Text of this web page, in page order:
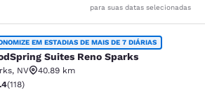
para suas datas selecionadas
Suites Reno Sparks
EM ESTADIAS DE MAIS DE 7 DIÁRIAS
Suites Reno Sparks
, NV
40.89 km
3.42 estrelas. Bom. 118 avaliações
(118)